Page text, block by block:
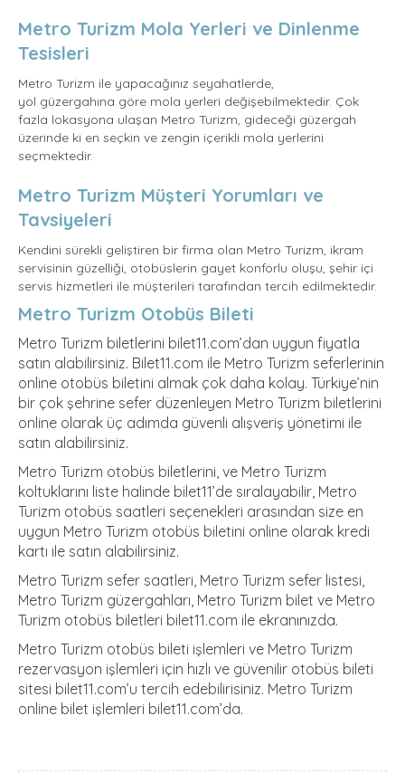
Metro Turizm Mola Yerleri ve Dinlenme
Tesisleri
Metro Turizm ile yapacağınız seyahatlerde,
yol güzergahına göre mola yerleri değişebilmektedir. Çok
fazla lokasyona ulaşan Metro Turizm, gideceği güzergah
üzerinde ki en seçkin ve zengin içerikli mola yerlerini
seçmektedir.
Metro Turizm Müşteri Yorumları ve
Tavsiyeleri
Kendini sürekli geliştiren bir firma olan Metro Turizm, ikram
servisinin güzelliği, otobüslerin gayet konforlu oluşu, şehir içi
servis hizmetleri ile müşterileri tarafından tercih edilmektedir.
Metro Turizm Otobüs Bileti
Metro Turizm biletlerini bilet11.com’dan uygun fiyatla
satın alabilirsiniz. Bilet11.com ile Metro Turizm seferlerinin
online otobüs biletini almak çok daha kolay. Türkiye’nin
bir çok şehrine sefer düzenleyen Metro Turizm biletlerini
online olarak üç adımda güvenli alışveriş yönetimi ile
satın alabilirsiniz.
Metro Turizm otobüs biletlerini, ve Metro Turizm
koltuklarını liste halinde bilet11’de sıralayabilir, Metro
Turizm otobüs saatleri seçenekleri arasından size en
uygun Metro Turizm otobüs biletini online olarak kredi
kartı ile satın alabilirsiniz.
Metro Turizm sefer saatleri, Metro Turizm sefer listesi,
Metro Turizm güzergahları, Metro Turizm bilet ve Metro
Turizm otobüs biletleri bilet11.com ile ekranınızda.
Metro Turizm otobüs bileti işlemleri ve Metro Turizm
rezervasyon işlemleri için hızlı ve güvenilir otobüs bileti
sitesi bilet11.com’u tercih edebilirisiniz. Metro Turizm
online bilet işlemleri bilet11.com’da.